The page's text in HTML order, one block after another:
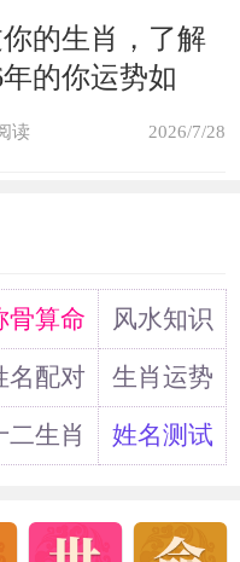
征着夫妻和谐
同样是有着能
功用，我们可以
注意，适宜把
好是带有五种色
和双人枕头上，
的生肖，了解
年的你运势如
读 2026/7/28
骨算命
风水知识
名配对
生肖运势
二生肖 姓名测试